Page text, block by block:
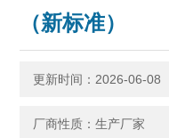
（新标准）
更新时间：2026-06-08
厂商性质：生产厂家